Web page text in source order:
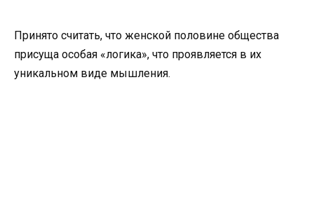
Принято считать, что женской половине общества
присуща особая «логика», что проявляется в их
уникальном виде мышления.